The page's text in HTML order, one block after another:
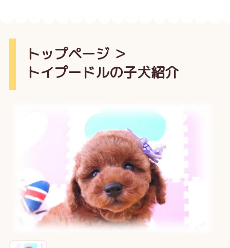
トップページ＞
トイプードルの子犬紹介